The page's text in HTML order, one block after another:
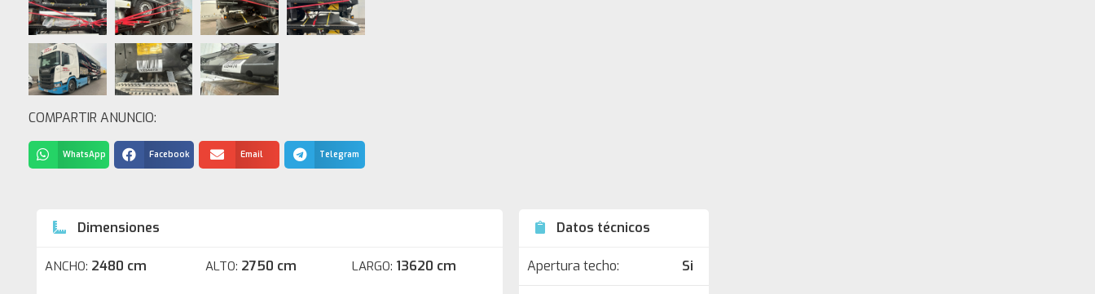
COMPARTIR ANUNCIO:
WhatsApp Facebook Email Telegram
Dimensiones
ANCHO: 2480 cm ALTO: 2750 cm LARGO: 13620 cm
Datos técnicos
Apertura techo: Si